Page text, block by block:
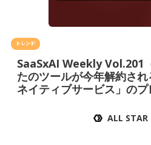
トレンド
SaaSxAI Weekly Vol.201
たのツールが今年解約さ
ネイティブサービス」の
ALL STAR